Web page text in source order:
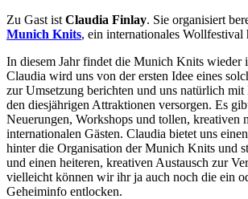
Zu Gast ist Claudia Finlay. Sie organisiert
Munich Knits, ein internationales
In diesem Jahr findet die Munich Knits wieder
Claudia wird uns von der ersten Idee eines
zur Umsetzung berichten und uns natürlich
den diesjährigen Attraktionen versorgen. Es
Neuerungen, Workshops und tollen, kreativen
internationalen Gästen. Claudia bietet uns
hinter die Organisation der Munich Knits und
und einen heiteren, kreativen Austausch zur
vielleicht können wir ihr ja auch noch die ein
Geheiminfo entlocken.